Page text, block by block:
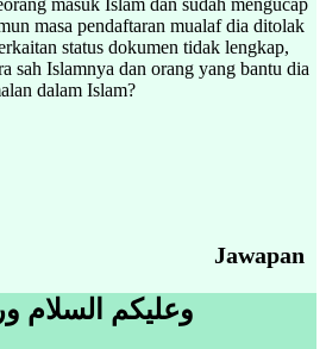
masa pendaftaran mualaf dia ditolak
status dokumen tidak lengkap,
sah Islamnya dan orang yang bantu dia
dalam Islam?
Jawapan
وعليكم السلام